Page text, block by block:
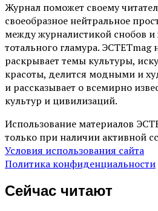
Журнал поможет своему
своеобразное нейтральное
между журналистикой снобов
тотального гламура. ЭСТЕТmag
раскрывает темы культуры,
красоты, делится модными и
и рассказывает о всемирно
культур и цивилизаций.
Использование материалов
только при наличии активной
Условия использования сайта
Политика конфиденциальности
Сейчас читают